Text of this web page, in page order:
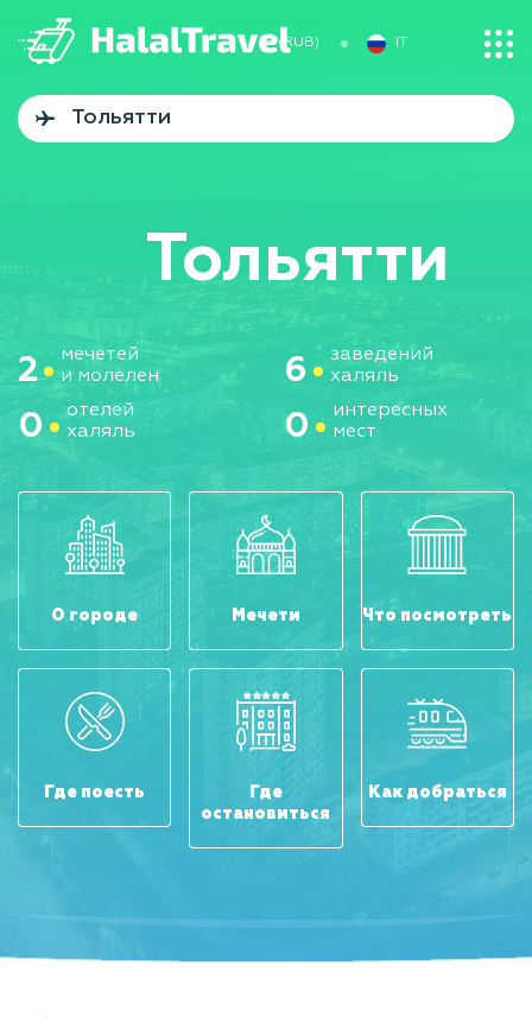
IT
₽ (RUB)
Тольятти
2
мечетей
и молелен
6
заведений
халяль
0
отелей
халяль
0
интересных
мест
О городе Мечети Что посмотреть
Где поесть
Где
остановиться
Как добраться